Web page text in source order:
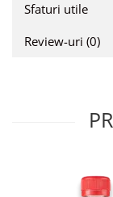
Sfaturi utile
Review-uri (0)